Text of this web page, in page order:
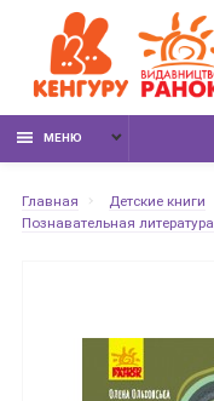
МЕНЮ
Главная Детские книги
Познавательная литература